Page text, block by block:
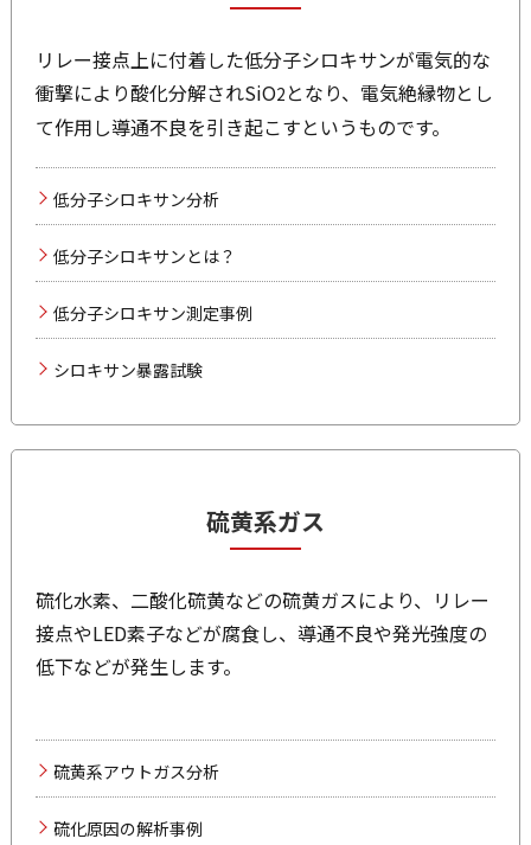
リレー接点上に付着した低分子シロキサンが電気的な
衝撃により酸化分解されSiO2 となり、電気絶縁物とし
て作用し導通不良を引き起こすというものです。
低分子シロキサン分析
低分子シロキサンとは？
低分子シロキサン測定事例
シロキサン暴露試験
硫黄系ガス
硫化水素、二酸化硫黄などの硫黄ガスにより、リレー
接点やLED素子などが腐食し、導通不良や発光強度の
低下などが発生します。
硫黄系アウトガス分析
硫化原因の解析事例